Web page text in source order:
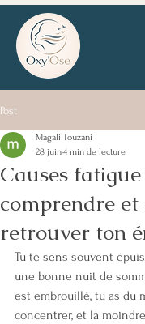
Post
Causes
comprendre
retrouver ton
Magali Touzani
28 juin4 min de lecture
Tu te sens souvent
une bonne nuit de
est embrouillé, tu as du
concentrer, et la